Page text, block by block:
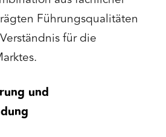
Führungsqualitäten
für die
und